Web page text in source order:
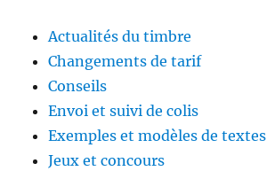
Actualités du timbre
Changements de tarif
Conseils
Envoi et suivi de colis
Exemples et modèles de textes
Jeux et concours